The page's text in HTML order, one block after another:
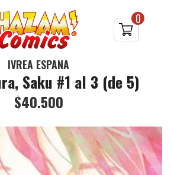
0
IVREA ESPAÑA
Saku #1 al 3 (de 5)
$40.500